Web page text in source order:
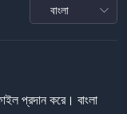
প্রদান করে। বাংলা